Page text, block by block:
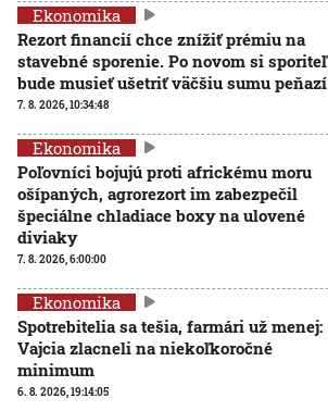
Ekonomika
Rezort financií chce znížiť prémiu na
stavebné sporenie. Po novom si sporiteľ
bude musieť ušetriť väčšiu sumu peňazí
7. 8. 2026, 10:34:48
Ekonomika
Poľovníci bojujú proti africkému moru
ošípaných, agrorezort im zabezpečil
špeciálne chladiace boxy na ulovené
diviaky
7. 8. 2026, 6:00:00
Ekonomika
Spotrebitelia sa tešia, farmári už menej:
Vajcia zlacneli na niekoľkoročné
minimum
6. 8. 2026, 19:14:05